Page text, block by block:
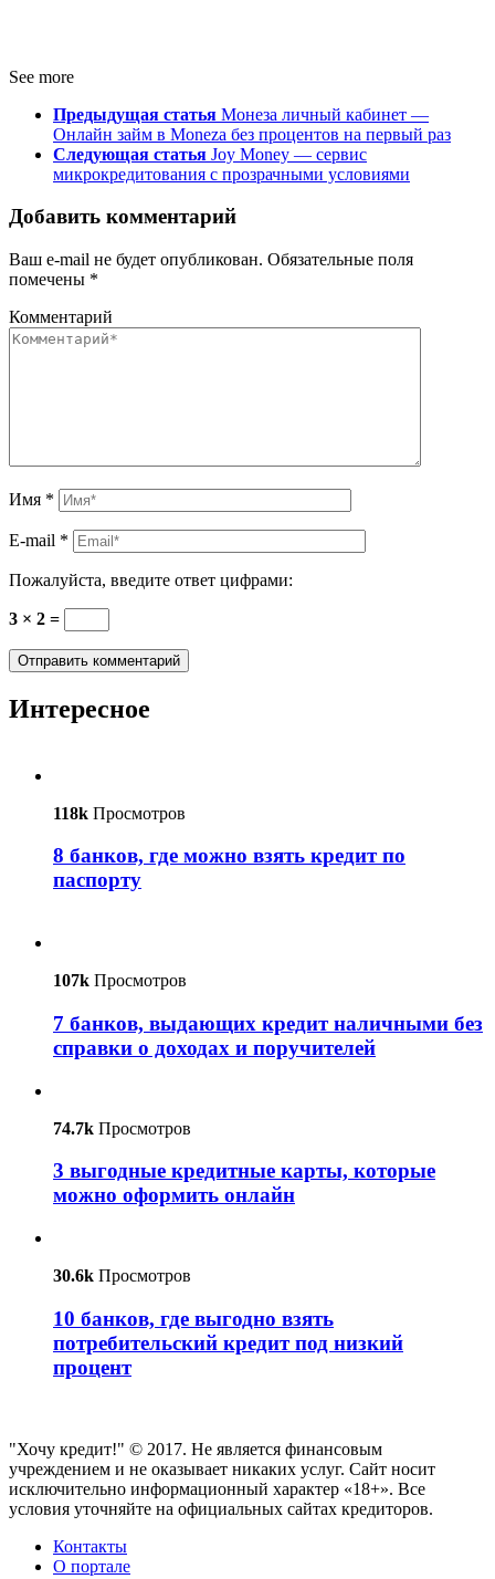
See more
Предыдущая статья Монеза личный кабинет —
Онлайн займ в Moneza без процентов на первый раз
Следующая статья Joy Money — сервис
микрокредитования с прозрачными условиями
Добавить комментарий
Ваш e-mail не будет опубликован. Обязательные поля
помечены *
Комментарий
Имя *
E-mail *
Пожалуйста, введите ответ цифрами:
3 × 2 =
Интересное
118k Просмотров
8 банков, где можно взять кредит по
паспорту
107k Просмотров
7 банков, выдающих кредит наличными без
справки о доходах и поручителей
74.7k Просмотров
3 выгодные кредитные карты, которые
можно оформить онлайн
30.6k Просмотров
10 банков, где выгодно взять
потребительский кредит под низкий
процент
"Хочу кредит!" © 2017. Не является финансовым
учреждением и не оказывает никаких услуг. Сайт носит
исключительно информационный характер «18+». Все
условия уточняйте на официальных сайтах кредиторов.
Контакты
О портале